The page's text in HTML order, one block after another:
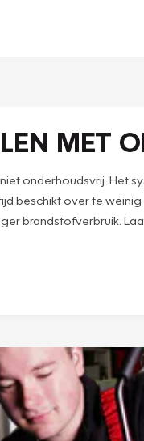
MET
onderhoudsvrij. Het
beschikt over te
brandstofverbruik.